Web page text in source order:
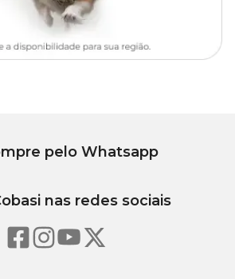
100 mLl
e fresco, protegido da luz solar e manter
e animais. Não ingerir, evitar o contato
pelo Whatsapp
nas redes sociais